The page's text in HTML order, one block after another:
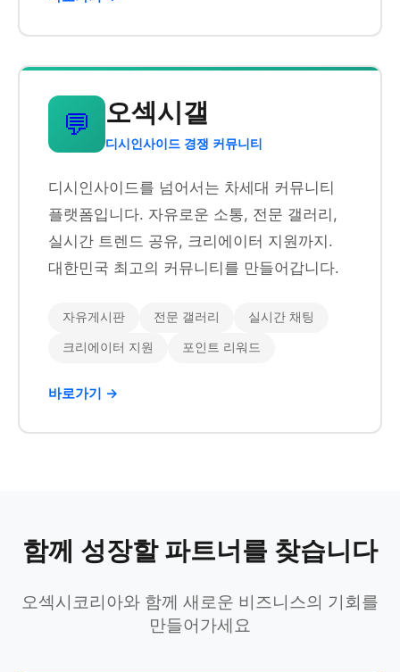
💬 오섹시갤
디시인사이드 경쟁 커뮤니티
디시인사이드를 넘어서는 차세대 커뮤니티
플랫폼입니다. 자유로운 소통, 전문 갤러리,
실시간 트렌드 공유, 크리에이터 지원까지.
대한민국 최고의 커뮤니티를 만들어갑니다.
자유게시판 전문 갤러리 실시간 채팅
크리에이터 지원 포인트 리워드
바로가기 →
함께 성장할 파트너를 찾습니다
오섹시코리아와 함께 새로운 비즈니스의 기회를
만들어가세요